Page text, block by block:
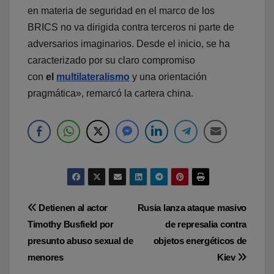
en materia de seguridad en el marco de los
BRICS no va dirigida contra terceros ni parte de
adversarios imaginarios. Desde el inicio, se ha
caracterizado por su claro compromiso
con el multilateralismo y una orientación
pragmática», remarcó la cartera china.
Navegación
de
entradas
Rusia lanza ataque masivo
de represalia contra
objetos energéticos de
Kiev
Detienen al actor
Timothy Busfield por
presunto abuso sexual de
menores